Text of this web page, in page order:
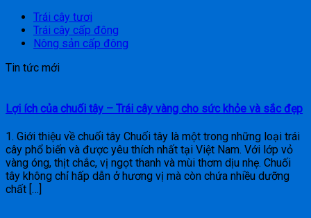
Trái cây tươi
Trái cây cấp đông
Nông sản cấp đông
Tin tức mới
Lợi ích của chuối tây – Trái cây vàng cho sức khỏe và sắc đẹp
1. Giới thiệu về chuối tây Chuối tây là một trong những loại trái
cây phổ biến và được yêu thích nhất tại Việt Nam. Với lớp vỏ
vàng óng, thịt chắc, vị ngọt thanh và mùi thơm dịu nhẹ. Chuối
tây không chỉ hấp dẫn ở hương vị mà còn chứa nhiều dưỡng
chất […]